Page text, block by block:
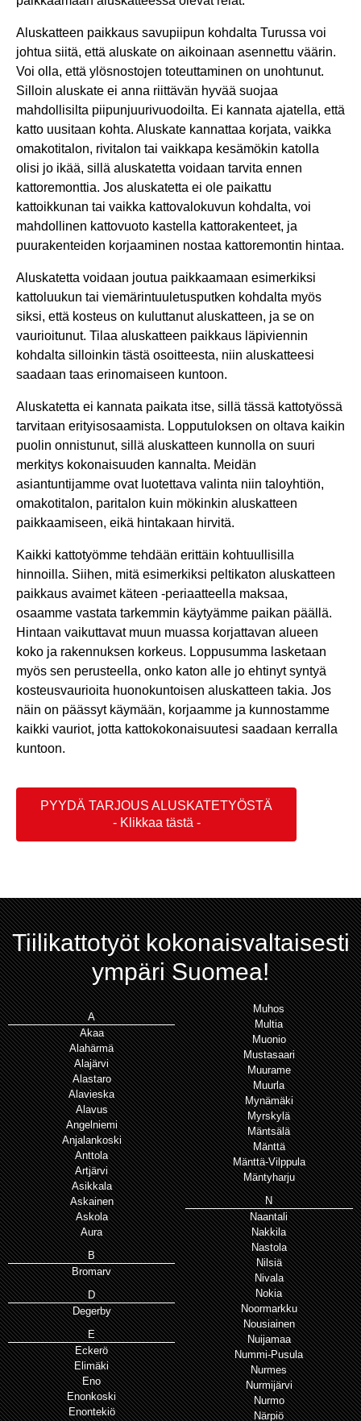
Aluskatteen paikkaus savupiipun kohdalta Turussa voi
johtua siitä, että aluskate on aikoinaan asennettu väärin.
Voi olla, että ylösnostojen toteuttaminen on unohtunut.
Silloin aluskate ei anna riittävän hyvää suojaa
mahdollisilta piipunjuurivuodoilta. Ei kannata ajatella, että
katto uusitaan kohta. Aluskate kannattaa korjata, vaikka
omakotitalon, rivitalon tai vaikkapa kesämökin katolla
olisi jo ikää, sillä aluskatetta voidaan tarvita ennen
kattoremonttia. Jos aluskatetta ei ole paikattu
kattoikkunan tai vaikka kattovalokuvun kohdalta, voi
mahdollinen kattovuoto kastella kattorakenteet, ja
puurakenteiden korjaaminen nostaa kattoremontin hintaa.
Aluskatetta voidaan joutua paikkaamaan esimerkiksi
kattoluukun tai viemärintuuletusputken kohdalta myös
siksi, että kosteus on kuluttanut aluskatteen, ja se on
vaurioitunut. Tilaa aluskatteen paikkaus läpiviennin
kohdalta silloinkin tästä osoitteesta, niin aluskatteesi
saadaan taas erinomaiseen kuntoon.
Aluskatetta ei kannata paikata itse, sillä tässä kattotyössä
tarvitaan erityisosaamista. Lopputuloksen on oltava kaikin
puolin onnistunut, sillä aluskatteen kunnolla on suuri
merkitys kokonaisuuden kannalta. Meidän
asiantuntijamme ovat luotettava valinta niin taloyhtiön,
omakotitalon, paritalon kuin mökinkin aluskatteen
paikkaamiseen, eikä hintakaan hirvitä.
Kaikki kattotyömme tehdään erittäin kohtuullisilla
hinnoilla. Siihen, mitä esimerkiksi peltikaton aluskatteen
paikkaus avaimet käteen -periaatteella maksaa,
osaamme vastata tarkemmin käytyämme paikan päällä.
Hintaan vaikuttavat muun muassa korjattavan alueen
koko ja rakennuksen korkeus. Loppusumma lasketaan
myös sen perusteella, onko katon alle jo ehtinyt syntyä
kosteusvaurioita huonokuntoisen aluskatteen takia. Jos
näin on päässyt käymään, korjaamme ja kunnostamme
kaikki vauriot, jotta kattokokonaisuutesi saadaan kerralla
kuntoon.
PYYDÄ TARJOUS ALUSKATETYÖSTÄ
Tiilikattotyöt kokonaisvaltaisesti
ympäri Suomea!
A
Akaa
Alahärmä
Alajärvi
Alastaro
Alavieska
Alavus
Angelniemi
Anjalankoski
Anttola
Artjärvi
Asikkala
Askainen
Askola
Aura
B
Bromarv
D
Degerby
E
Eckerö
Elimäki
Eno
Enonkoski
Enontekiö
Muhos
Multia
Muonio
Mustasaari
Muurame
Muurla
Mynämäki
Myrskylä
Mäntsälä
Mänttä
Mänttä-Vilppula
Mäntyharju
N
Naantali
Nakkila
Nastola
Nilsiä
Nivala
Nokia
Noormarkku
Nousiainen
Nuijamaa
Nummi-Pusula
Nurmes
Nurmijärvi
Nurmo
Närpiö